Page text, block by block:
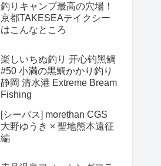
釣りキャンプ最高の穴場！
京都TAKESEAテイクシー
はこんなところ
楽しいちぬ釣り 开心钓黑鲷
#50 小満の黒鯛かかり釣り
静岡 清水港 Extreme Bream
Fishing
[シーバス] morethan CGS
大野ゆうき × 聖地熊本遠征
編